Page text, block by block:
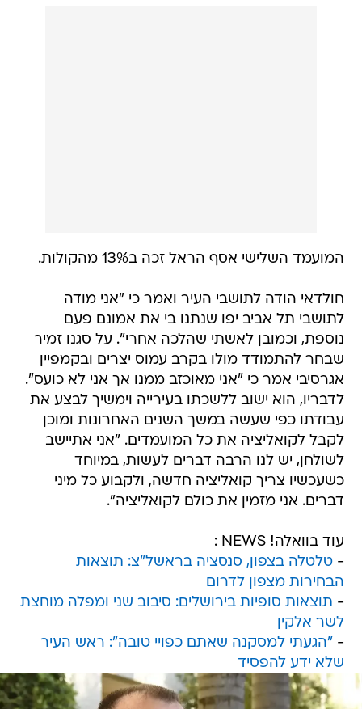
המועמד השלישי אסף הראל זכה ב13% מהקולות.
חולדאי הודה לתושבי העיר ואמר כי "אני מודה
לתושבי תל אביב יפו שנתנו בי את אמונם פעם
נוספת, וכמובן לאשתי שהלכה אחרי". על סגנו זמיר
שבחר להתמודד מולו בקרב עמוס יצרים ובקמפיין
אגרסיבי אמר כי "אני מאוכזב ממנו אך אני לא כועס".
לדבריו, הוא ישוב ללשכתו בעירייה וימשיך לבצע את
עבודתו כפי שעשה במשך השנים האחרונות ומוכן
לקבל לקואליציה את כל המועמדים. "אני אתיישב
לשולחן, יש לנו הרבה דברים לעשות, במיוחד
כשעכשיו צריך קואליציה חדשה, ולקבוע כל מיני
דברים. אני מזמין את כולם לקואליציה".
עוד בוואלה! NEWS :
-טלטלה בצפון, סנסציה בראשל"צ: תוצאות
הבחירות מצפון לדרום
- תוצאות סופיות בירושלים: סיבוב שני ומפלה מוחצת
לשר אלקין
- "הגעתי למסקנה שאתם כפויי טובה": ראש העיר
שלא ידע להפסיד